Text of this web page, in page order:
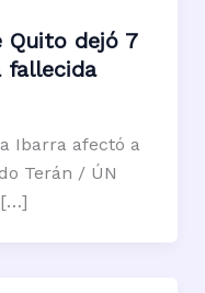
Quito dejó 7
fallecida
Ibarra afectó a
Terán / ÚN
[…]